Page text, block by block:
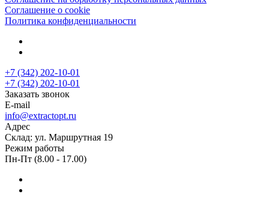
Соглашение о cookie
Политика конфиденциальности
+7 (342) 202-10-01
+7 (342) 202-10-01
Заказать звонок
E-mail
info@extractopt.ru
Адрес
Склад: ул. Маршрутная 19
Режим работы
Пн-Пт (8.00 - 17.00)